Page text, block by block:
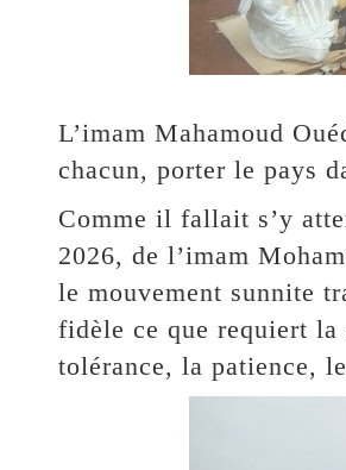
L’imam Mahamoud
chacun, porter le pays
Comme il fallait s’y
2026, de l’imam
le mouvement sunnite
fidèle ce que requiert
tolérance, la patience,